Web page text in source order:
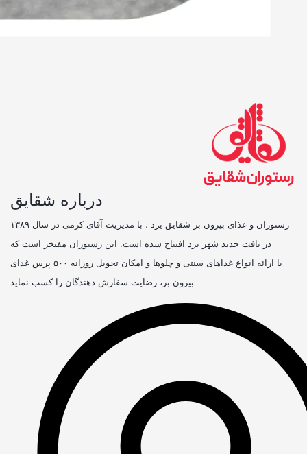
درباره شقایق
رستوران و غذای بیرون بر شقایق یزد ، با مدیریت آقای کرمی در سال ۱۳۸۹
در بافت جدید شهر یزد افتتاح شده است. این رستوران مفتخر است که
با ارائه انواع غذاهای سنتی و چلوها و امکان تحویل روزانه ۵۰۰ پرس غذای
بیرون بر، رضایت سفارش دهندگان را کسب نماید.